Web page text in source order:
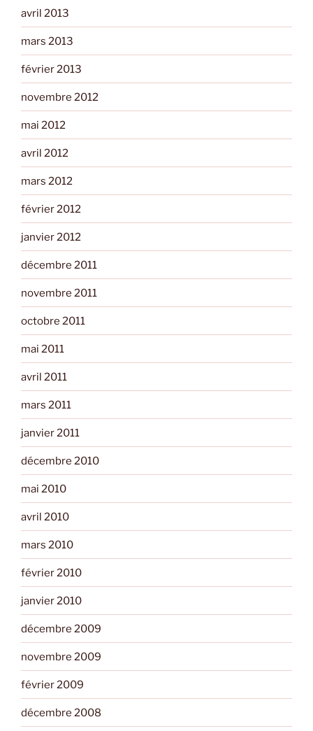
avril 2013
mars 2013
février 2013
novembre 2012
mai 2012
avril 2012
mars 2012
février 2012
janvier 2012
décembre 2011
novembre 2011
octobre 2011
mai 2011
avril 2011
mars 2011
janvier 2011
décembre 2010
mai 2010
avril 2010
mars 2010
février 2010
janvier 2010
décembre 2009
novembre 2009
février 2009
décembre 2008